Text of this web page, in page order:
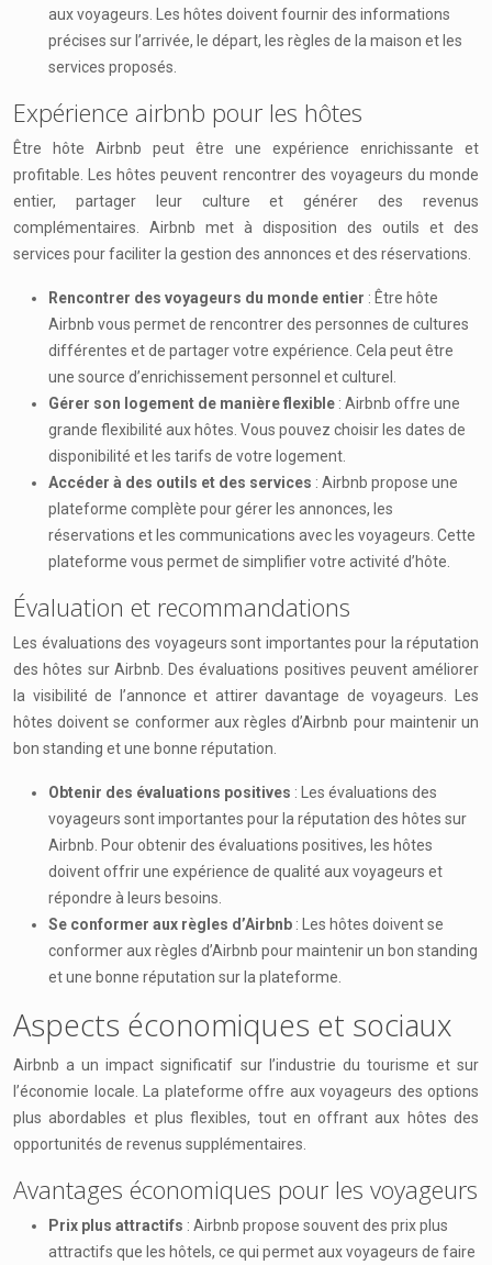
aux voyageurs. Les hôtes doivent fournir des informations
précises sur l’arrivée, le départ, les règles de la maison et les
services proposés.
Expérience airbnb pour les hôtes
Être hôte Airbnb peut être une expérience enrichissante et
profitable. Les hôtes peuvent rencontrer des voyageurs du monde
entier, partager leur culture et générer des revenus
complémentaires. Airbnb met à disposition des outils et des
services pour faciliter la gestion des annonces et des réservations.
Rencontrer des voyageurs du monde entier : Être hôte
Airbnb vous permet de rencontrer des personnes de cultures
différentes et de partager votre expérience. Cela peut être
une source d’enrichissement personnel et culturel.
Gérer son logement de manière flexible : Airbnb offre une
grande flexibilité aux hôtes. Vous pouvez choisir les dates de
disponibilité et les tarifs de votre logement.
Accéder à des outils et des services : Airbnb propose une
plateforme complète pour gérer les annonces, les
réservations et les communications avec les voyageurs. Cette
plateforme vous permet de simplifier votre activité d’hôte.
Évaluation et recommandations
Les évaluations des voyageurs sont importantes pour la réputation
des hôtes sur Airbnb. Des évaluations positives peuvent améliorer
la visibilité de l’annonce et attirer davantage de voyageurs. Les
hôtes doivent se conformer aux règles d’Airbnb pour maintenir un
bon standing et une bonne réputation.
Obtenir des évaluations positives : Les évaluations des
voyageurs sont importantes pour la réputation des hôtes sur
Airbnb. Pour obtenir des évaluations positives, les hôtes
doivent offrir une expérience de qualité aux voyageurs et
répondre à leurs besoins.
Se conformer aux règles d’Airbnb : Les hôtes doivent se
conformer aux règles d’Airbnb pour maintenir un bon standing
et une bonne réputation sur la plateforme.
Aspects économiques et sociaux
Airbnb a un impact significatif sur l’industrie du tourisme et sur
l’économie locale. La plateforme offre aux voyageurs des options
plus abordables et plus flexibles, tout en offrant aux hôtes des
opportunités de revenus supplémentaires.
Avantages économiques pour les voyageurs
Prix plus attractifs : Airbnb propose souvent des prix plus
attractifs que les hôtels, ce qui permet aux voyageurs de faire